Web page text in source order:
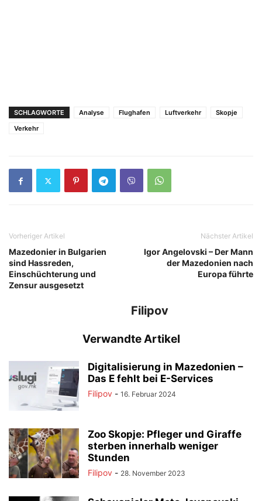
SCHLAGWORTE Analyse Flughafen Luftverkehr
Skopje
Verkehr
Vorheriger Artikel
Mazedonier in Bulgarien
sind Hassreden,
Einschüchterung und
Zensur ausgesetzt
Nächster Artikel
Igor Angelovski – Der Mann
der Mazedonien nach
Europa führte
Filipov
Verwandte Artikel
Digitalisierung in Mazedonien –
Das E fehlt bei E-Services
Filipov - 16. Februar 2024
Zoo Skopje: Pfleger und Giraffe
sterben innerhalb weniger
Stunden
Filipov - 28. November 2023